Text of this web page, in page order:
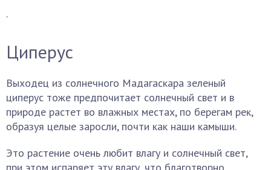
.
Циперус
Выходец из солнечного Мадагаскара зеленый
циперус тоже предпочитает солнечный свет и в
природе растет во влажных местах, по берегам рек,
образуя целые заросли, почти как наши камыши.
Это растение очень любит влагу и солнечный свет,